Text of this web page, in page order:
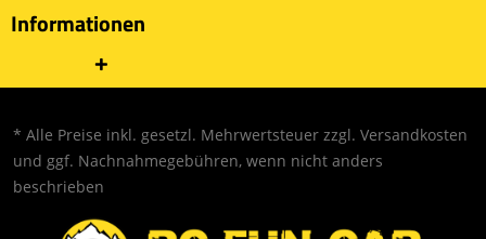
Informationen
* Alle Preise inkl. gesetzl. Mehrwertsteuer zzgl. Versandkosten
und ggf. Nachnahmegebühren, wenn nicht anders
beschrieben